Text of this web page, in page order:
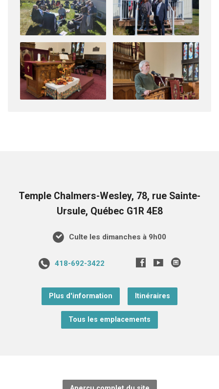
Temple Chalmers-Wesley, 78, rue Sainte-
Ursule, Québec G1R 4E8
Culte les dimanches à 9h00
418-692-3422
Plus d'information Itinéraires
Tous les emplacements